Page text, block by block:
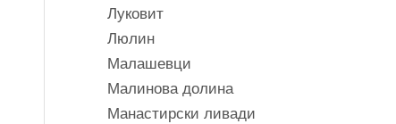
Луковит
Люлин
Малашевци
Малинова долина
Манастирски ливади